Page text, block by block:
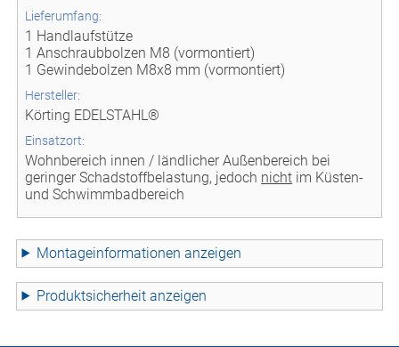
Lieferumfang:
1 Handlaufstütze
1 Anschraubbolzen M8 (vormontiert)
1 Gewindebolzen M8x8 mm (vormontiert)
Hersteller:
Körting EDELSTAHL®
Einsatzort:
Wohnbereich innen / ländlicher Außenbereich bei
geringer Schadstoffbelastung, jedoch nicht im Küsten-
und Schwimmbadbereich
Montageinformationen
Produktsicherheit